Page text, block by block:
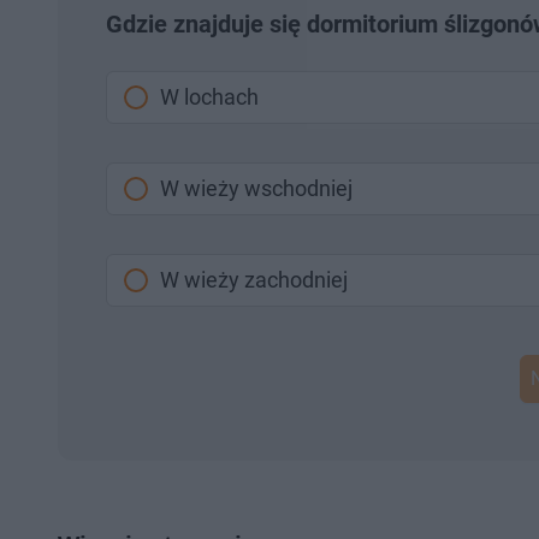
Gdzie znajduje się dormitorium
W lochach
W wieży wschodniej
W wieży zachodniej